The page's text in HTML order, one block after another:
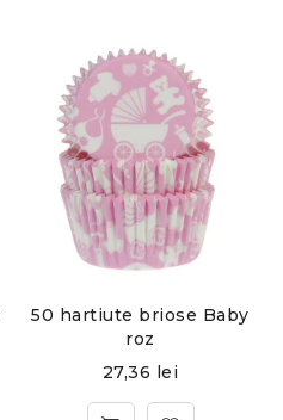
50 hartiute briose Baby
roz
27,36 lei